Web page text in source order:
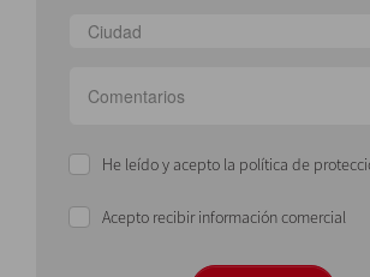
He leído y acepto la política de
Acepto recibir información comercial